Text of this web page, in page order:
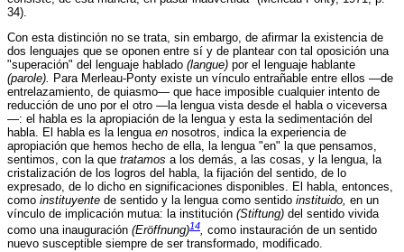
34).
Con esta distinción no se trata, sin embargo, de afirmar la existencia de
dos lenguajes que se oponen entre sí y de plantear con tal oposición una
"superación" del lenguaje hablado (langue) por el lenguaje hablante
(parole).
Para Merleau-Ponty existe un vínculo entrañable entre ellos —de
entrelazamiento, de quiasmo— que hace imposible cualquier intento de
reducción de uno por el otro —la lengua vista desde el habla o viceversa
—: el habla es la apropiación de la lengua y esta la sedimentación del
habla. El habla es la lengua en nosotros, indica la experiencia de
apropiación que hemos hecho de ella, la lengua "en" la que pensamos,
sentimos, con la que tratamos a los demás, a las cosas, y la lengua, la
cristalización de los logros del habla, la fijación del sentido, de lo
expresado, de lo dicho en significaciones disponibles. El habla, entonces,
como instituyente de sentido y la lengua como sentido instituido, en un
vínculo de implicación mutua: la institución (Stiftung) del sentido vivida
como una inauguración (Eröffnung)14, como instauración de un sentido
nuevo susceptible siempre de ser transformado, modificado.